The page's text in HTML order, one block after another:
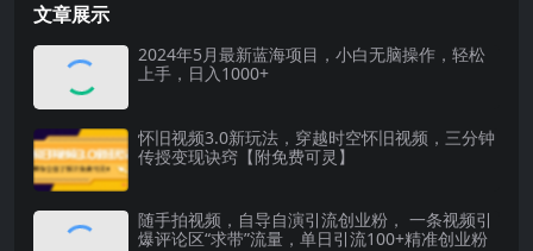
文章展示
2024年5月最新蓝海项目，小白无脑操作，轻松
上手，日入1000+
怀旧视频3.0新玩法，穿越时空怀旧视频，三分钟
传授变现诀窍【附免费可灵】
随手拍视频，自导自演引流创业粉， 一条视频引
爆评论区“求带”流量，单日引流100+精准创业粉